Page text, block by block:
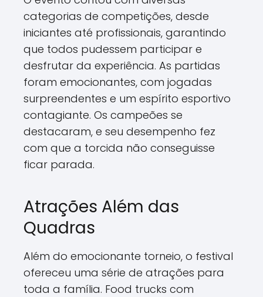
categorias de competições, desde
iniciantes até profissionais, garantindo
que todos pudessem participar e
desfrutar da experiência. As partidas
foram emocionantes, com jogadas
surpreendentes e um espírito esportivo
contagiante. Os campeões se
destacaram, e seu desempenho fez
com que a torcida não conseguisse
ficar parada.
Atrações Além das
Quadras
Além do emocionante torneio, o festival
ofereceu uma série de atrações para
toda a família. Food trucks com